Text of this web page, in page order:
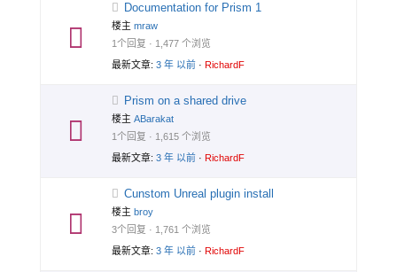
Documentation for Prism 1
楼主 mraw
1个回复 · 1,477 个浏览
最新文章: 3 年 以前· RichardF
Prism on a shared drive
楼主 ABarakat
1个回复 · 1,615 个浏览
最新文章: 3 年 以前· RichardF
Cunstom Unreal plugin install
楼主 broy
3个回复 · 1,761 个浏览
最新文章: 3 年 以前· RichardF